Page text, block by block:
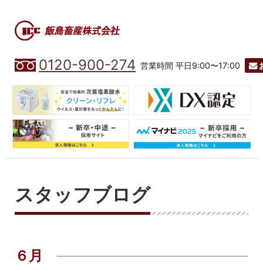
0120-900-274 営業時間 平日9:00〜17:00
スタッフブログ
６月